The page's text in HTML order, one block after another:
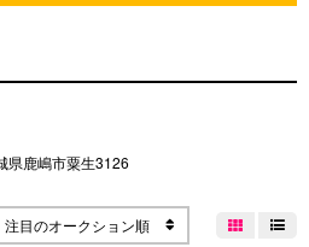
県鹿嶋市粟生3126
注目のオークション順
 